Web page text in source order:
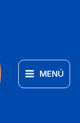
MENÚ